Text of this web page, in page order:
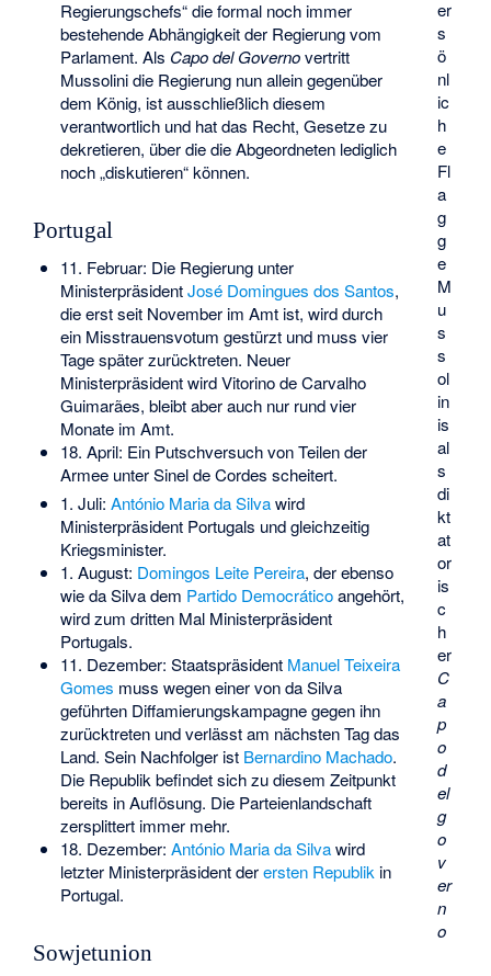
er
s
ö
nl
ic
h
e
Fl
a
g
g
e
M
u
s
s
ol
in
is
al
s
di
kt
at
or
is
c
h
er
C
a
p
o
d
el
g
o
v
er
n
o
Regierungschefs“ die formal noch immer
bestehende Abhängigkeit der Regierung vom
Parlament. Als Capo del Governovertritt
Mussolini die Regierung nun allein gegenüber
dem König, ist ausschließlich diesem
verantwortlich und hat das Recht, Gesetze zu
dekretieren, über die die Abgeordneten lediglich
noch „diskutieren“ können.
Portugal
11. Februar: Die Regierung unter
MinisterpräsidentJosé Domingues dos Santos,
die erst seit November im Amt ist, wird durch
ein Misstrauensvotum gestürzt und muss vier
Tage später zurücktreten. Neuer
Ministerpräsident wirdVitorino de Carvalho
Guimarães, bleibt aber auch nur rund vier
Monate im Amt.
18. April: Ein Putschversuch von Teilen der
Armee unter Sinel de Cordes scheitert.
1. Juli: António Maria da Silvawird
Ministerpräsident Portugals und gleichzeitig
Kriegsminister.
1. August: Domingos Leite Pereira, der ebenso
wie da Silva dem Partido Democráticoangehört,
wird zum dritten Mal Ministerpräsident
Portugals.
11. Dezember: Staatspräsident Manuel Teixeira
Gomes muss wegen einer von da Silva
geführten Diffamierungskampagne gegen ihn
zurücktreten und verlässt am nächsten Tag das
Land. Sein Nachfolger ist Bernardino Machado.
Die Republik befindet sich zu diesem Zeitpunkt
bereits in Auflösung. Die Parteienlandschaft
zersplittert immer mehr.
18. Dezember: António Maria da Silvawird
letzter Ministerpräsident derersten Republik in
Portugal.
Sowjetunion